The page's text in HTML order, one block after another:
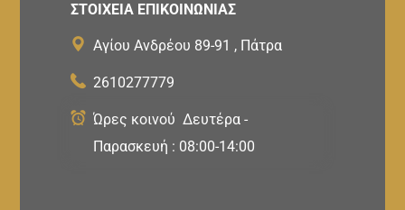
ΣΤΟΙΧΕΙΑ ΕΠΙΚΟΙΝΩΝΙΑΣ
Αγίου Ανδρέου 89-91 , Πάτρα
2610277779
Ώρες κοινού Δευτέρα -
Παρασκευή : 08:00-14:00